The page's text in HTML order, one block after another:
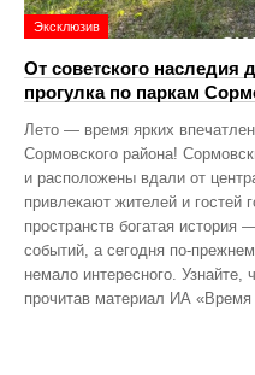
Эксклюзив
От советского наследия
прогулка по паркам
Лето — время ярких
Сормовского района!
и расположены вдали от
привлекают жителей и гостей
пространств богатая история
событий, а сегодня
немало интересного.
прочитав материал ИА